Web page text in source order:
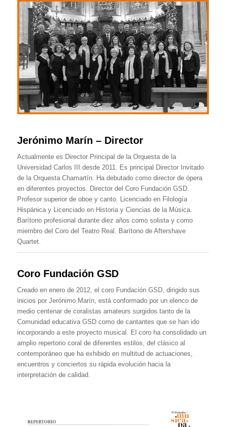
Jerónimo Marín – Director
Actualmente es Director Principal de la Orquesta de la
Universidad Carlos III desde 2011. Es principal Director Invitado
de la Orquesta Chamartín. Ha debutado como director de ópera
en diferentes proyectos. Director del Coro Fundación GSD.
Profesor superior de oboe y canto. Licenciado en Filología
Hispánica y Licenciado en Historia y Ciencias de la Música.
Barítono profesional durante diez años como solista y como
miembro del Coro del Teatro Real. Barítono de Aftershave
Quartet.
Coro Fundación GSD
Creado en enero de 2012, el coro Fundación GSD, dirigido sus
inicios por Jerónimo Marín, está conformado por un elenco de
medio centenar de coralistas amateurs surgidos tanto de la
Comunidad educativa GSD como de cantantes que se han ido
incorporando a este proyecto musical. El coro ha consolidado un
amplio repertorio coral de diferentes estilos, del clásico al
contemporáneo que ha exhibido en multitud de actuaciones,
encuentros y conciertos su rápida evolución hacia la
interpretación de calidad.